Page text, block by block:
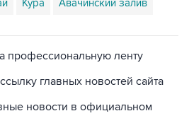
главных новостей сайта
новости в официальном